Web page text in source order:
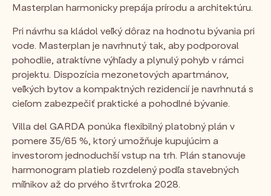
Masterplan harmonicky prepája prírodu a architektúru.
Pri návrhu sa kládol veľký dôraz na hodnotu bývania pri
vode. Masterplan je navrhnutý tak, aby podporoval
pohodlie, atraktívne výhľady a plynulý pohyb v rámci
projektu. Dispozícia mezonetových apartmánov,
veľkých bytov a kompaktných rezidencií je navrhnutá s
cieľom zabezpečiť praktické a pohodlné bývanie.
Villa del GARDA ponúka flexibilný platobný plán v
pomere 35/65 %, ktorý umožňuje kupujúcim a
investorom jednoduchší vstup na trh. Plán stanovuje
harmonogram platieb rozdelený podľa stavebných
míľnikov až do prvého štvrťroka 2028.